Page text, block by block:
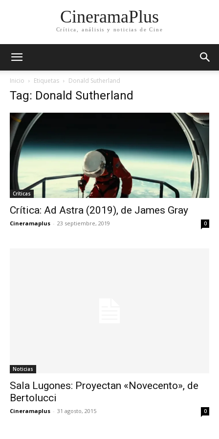
CineramaPlus
Crítica, análisis y noticias de Cine
Inicio Etiquetas Donald Sutherland
Tag: Donald Sutherland
Críticas
Crítica: Ad Astra (2019), de James Gray
Cineramaplus - 23 septiembre, 2019 0
Noticias
Sala Lugones: Proyectan «Novecento», de
Bertolucci
Cineramaplus - 31 agosto, 2015 0